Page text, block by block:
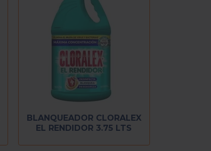
BLANQUEADOR CLORALEX
EL RENDIDOR 3.75 LTS